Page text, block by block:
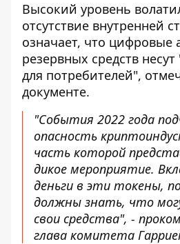
Высокий уровень
отсутствие внутренней
означает, что цифровые
резервных средств
для потребителей",
документе.
"События 2022 года
опасность
часть которой
дикое мероприятие.
деньги в эти токены,
должны знать, что
свои средства", -
глава комитета